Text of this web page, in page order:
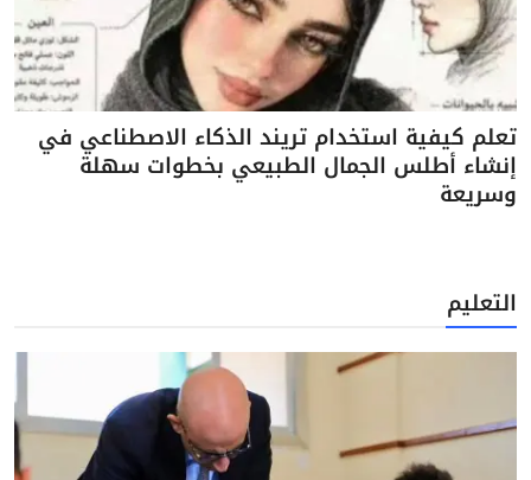
تعلم كيفية استخدام تريند الذكاء الاصطناعي في
إنشاء أطلس الجمال الطبيعي بخطوات سهلة
وسريعة
التعليم